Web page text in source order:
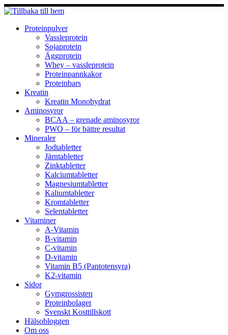
Hoppa
till
innehållProteinpulver
Vassleprotein
Sojaprotein
Äggprotein
Whey – vassleprotein
Proteinpannkakor
Proteinbars
Kreatin
Kreatin Monohydrat
Aminosyror
BCAA – grenade aminosyror
PWO – för bättre resultat
Mineraler
Jodtabletter
Järntabletter
Zinktabletter
Kalciumtabletter
Magnesiumtabletter
Kaliumtabletter
Kromtabletter
Selentabletter
Vitaminer
A-Vitamin
B-vitamin
C-vitamin
D-vitamin
Vitamin B5 (Pantotensyra)
K2-vitamin
Sidor
Gymgrossisten
Proteinbolaget
Svenskt Kosttillskott
Hälsobloggen
Om oss